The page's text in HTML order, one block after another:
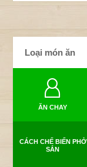
Loại món ăn
ĂN CHAY
CÁCH CHẾ BIẾN PHỞ
SẮN